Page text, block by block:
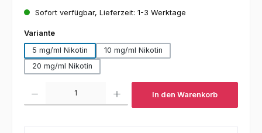
Sofort verfügbar, Lieferzeit: 1-3 Werktage
Varianteauswählen
5 mg/ml Nikotin
10 mg/ml Nikotin
20 mg/ml Nikotin
In den Warenkorb